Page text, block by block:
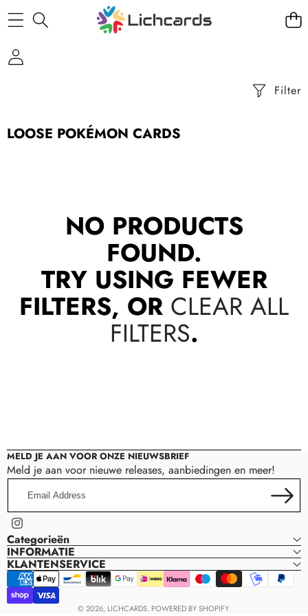
Filter
LOOSE POKÉMON CARDS
NO PRODUCTS
FOUND.
TRY USING FEWER
FILTERS, OR CLEAR ALL
FILTERS.
MELD JE AAN VOOR ONZE NIEUWSBRIEF
Meld je aan voor nieuwe releases, aanbiedingen en meer!
Address
Instagram
Categorieën
INFORMATIE
KLANTENSERVICE
Payment
methods
© 2026, LICHCARDS. POWERED BY SHOPIFY.